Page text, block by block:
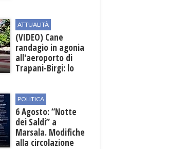
ATTUALITÀ
(VIDEO) Cane
randagio in agonia
all'aeroporto di
Trapani-Birgi: lo
POLITICA
6 Agosto: “Notte
dei Saldi” a
Marsala. Modifiche
alla circolazione